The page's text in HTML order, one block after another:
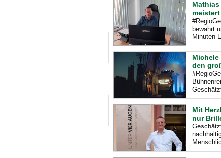
Mathias
bewahrt
Minuten
Michele
den
Mit
nur